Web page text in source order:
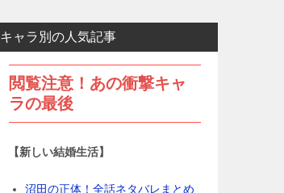
キャラ別の人気記事
閲覧注意！あの衝撃キャ
ラの最後
【新しい結婚生活】
沼田の正体！全話ネタバレまとめ